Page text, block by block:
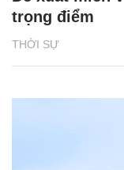
THỜI SỰ
trọng điểm